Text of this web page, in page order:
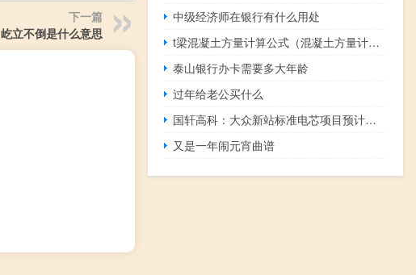
下一篇
屹立不倒是什么意思
中级经济师在银行有什么用处
t梁混凝土方量计算公式（混凝土方量计算公式）
泰山银行办卡需要多大年龄
过年给老公买什么
国轩高科：大众新站标准电芯项目预计四季度投产
又是一年闹元宵曲谱